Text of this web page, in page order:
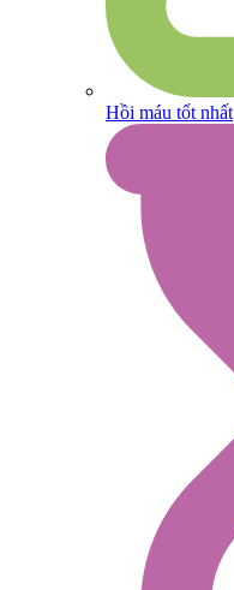
Hồi máu tốt nhất